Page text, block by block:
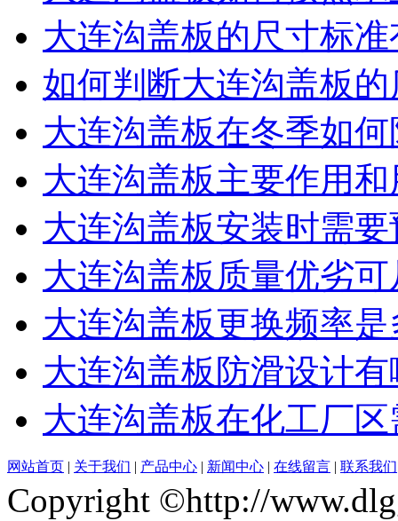
大连沟盖板的尺寸标
如何判断大连沟盖板
大连沟盖板在冬季如
大连沟盖板主要作用
大连沟盖板安装时需
大连沟盖板质量优劣
大连沟盖板更换频率
大连沟盖板防滑设计
大连沟盖板在化工厂
网站首页 | 关于我们 | 产品中心 | 新闻中心 | 在线留言 | 联系我们
Copyright ©http://